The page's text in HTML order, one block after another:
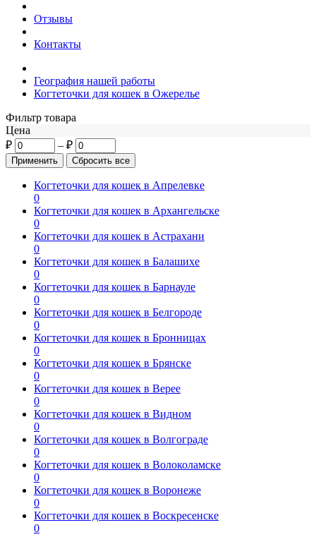
Отзывы
Контакты
География нашей работы
Когтеточки для кошек в Ожерелье
Фильтр товара
Цена
₽
– ₽
Когтеточки для кошек в Апрелевке
0
Когтеточки для кошек в Архангельске
0
Когтеточки для кошек в Астрахани
0
Когтеточки для кошек в Балашихе
0
Когтеточки для кошек в Барнауле
0
Когтеточки для кошек в Белгороде
0
Когтеточки для кошек в Бронницах
0
Когтеточки для кошек в Брянске
0
Когтеточки для кошек в Верее
0
Когтеточки для кошек в Видном
0
Когтеточки для кошек в Волгограде
0
Когтеточки для кошек в Волоколамске
0
Когтеточки для кошек в Воронеже
0
Когтеточки для кошек в Воскресенске
0